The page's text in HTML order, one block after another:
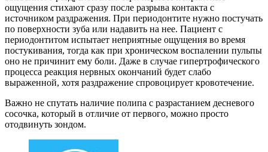
ощущения стихают сразу после разрыва контакта с
источником раздражения. При периодонтите нужно постучать
по поверхности зуба или надавить на нее. Пациент с
периодонтитом испытает неприятные ощущения во время
постукивания, тогда как при хроническом воспалении пульпы
оно не причинит ему боли. Даже в случае гипертрофического
процесса реакция нервных окончаний будет слабо
выраженной, хотя раздражение спровоцирует кровотечение.
Важно не спутать наличие полипа с разрастанием десневого
сосочка, который в отличие от первого, можно просто
отодвинуть зондом.